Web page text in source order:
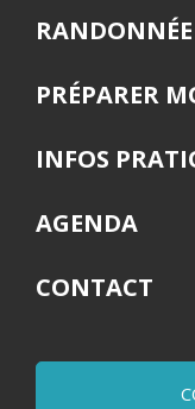
RANDONNÉE
PRÉPARER
INFOS
AGENDA
CONTACT